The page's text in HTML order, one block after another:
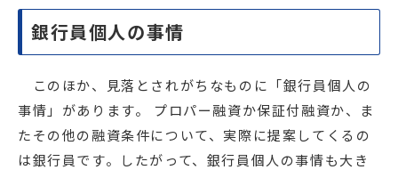
銀行員個人の事情
このほか、見落とされがちなものに「銀行員個人の
事情」があります。 プロパー融資か保証付融資か、ま
たその他の融資条件について、実際に提案してくるの
は銀行員です。したがって、銀行員個人の事情も大き